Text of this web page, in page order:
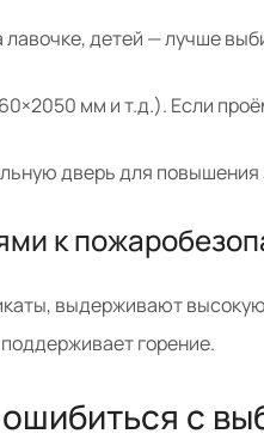
детей — лучше
мм и т.д.). Если
дверь для повышения
к
выдерживают
горение.
с